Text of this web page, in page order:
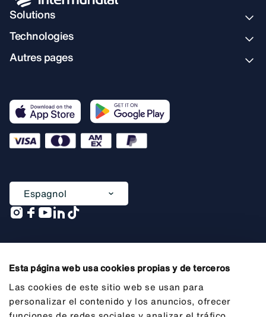
Esta página web usa cookies propias y de terceros
Las cookies de este sitio web se usan para
personalizar el contenido y los anuncios, ofrecer
Solutions
Technologies
Autres pages
Espagnol